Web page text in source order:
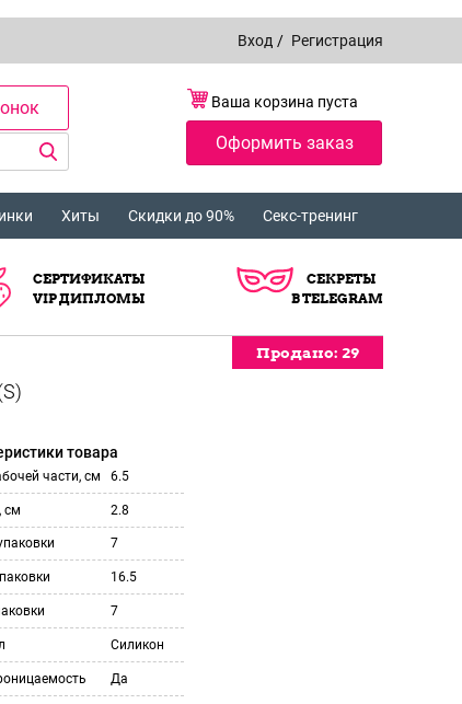
Вход / Регистрация
Ваша корзина пуста
Оформить заказ
Хиты Скидки до 90% Секс-тренинг
СЕРТИФИКАТЫ
VIP ДИПЛОМЫ
СЕКРЕТЫ
В TELEGRAM
Продано: 29
Продано: 29
Продано: 29
Продано: 29
товара
части, см 6.5
см 2.8
7
16.5
7
Силикон
Да